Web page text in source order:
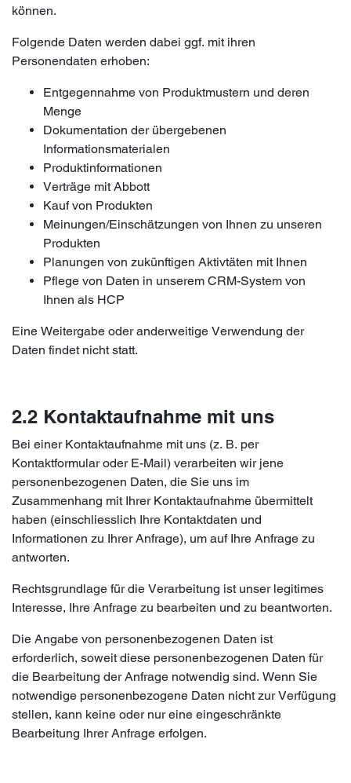
können.
Folgende Daten werden dabei ggf. mit ihren
Personendaten erhoben:
Entgegennahme von Produktmustern und deren
Menge
Dokumentation der übergebenen
Informationsmaterialen
Produktinformationen
Verträge mit Abbott
Kauf von Produkten
Meinungen/Einschätzungen von Ihnen zu unseren
Produkten
Planungen von zukünftigen Aktivtäten mit Ihnen
Pflege von Daten in unserem CRM-System von
Ihnen als HCP
Eine Weitergabe oder anderweitige Verwendung der
Daten findet nicht statt.
2.2 Kontaktaufnahme mit uns
Bei einer Kontaktaufnahme mit uns (z. B. per
Kontaktformular oder E-Mail) verarbeiten wir jene
personenbezogenen Daten, die Sie uns im
Zusammenhang mit Ihrer Kontaktaufnahme übermittelt
haben (einschliesslich Ihre Kontaktdaten und
Informationen zu Ihrer Anfrage), um auf Ihre Anfrage zu
antworten.
Rechtsgrundlage für die Verarbeitung ist unser legitimes
Interesse, Ihre Anfrage zu bearbeiten und zu beantworten.
Die Angabe von personenbezogenen Daten ist
erforderlich, soweit diese personenbezogenen Daten für
die Bearbeitung der Anfrage notwendig sind. Wenn Sie
notwendige personenbezogene Daten nicht zur Verfügung
stellen, kann keine oder nur eine eingeschränkte
Bearbeitung Ihrer Anfrage erfolgen.